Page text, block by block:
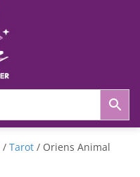
/ Tarot / Oriens Animal